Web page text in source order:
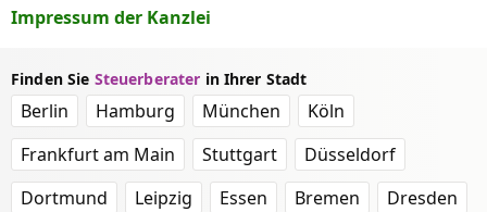
Impressum der Kanzlei
Finden Sie Steuerberater in Ihrer Stadt
Berlin Hamburg München
Köln
Frankfurt am Main
Stuttgart
Düsseldorf
Dortmund
Leipzig Essen Bremen
Dresden